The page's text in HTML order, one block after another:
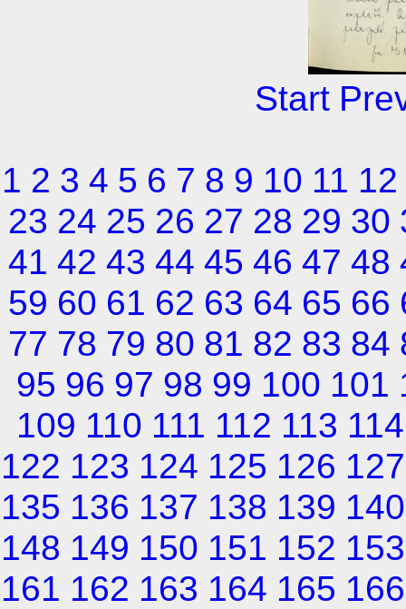
Start
1 2 3 4 5 6 7 8 9 10 11 12
23 24 25 26 27 28 29 30
41 42 43 44 45 46 47 48
59 60 61 62 63 64 65 66
77 78 79 80 81 82 83 84
95 96 97 98 99 100 101
109 110 111 112 113 114
122 123 124 125 126 127
135 136 137 138 139 140
148 149 150 151 152 153
161 162 163 164 165 166